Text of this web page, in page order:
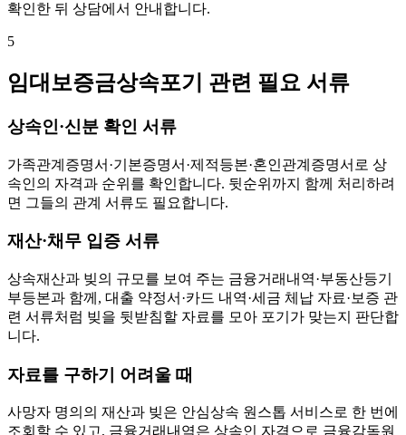
확인한 뒤 상담에서 안내합니다.
5
임대보증금상속포기 관련 필요 서류
상속인·신분 확인 서류
가족관계증명서·기본증명서·제적등본·혼인관계증명서로 상
속인의 자격과 순위를 확인합니다. 뒷순위까지 함께 처리하려
면 그들의 관계 서류도 필요합니다.
재산·채무 입증 서류
상속재산과 빚의 규모를 보여 주는 금융거래내역·부동산등기
부등본과 함께, 대출 약정서·카드 내역·세금 체납 자료·보증 관
련 서류처럼 빚을 뒷받침할 자료를 모아 포기가 맞는지 판단합
니다.
자료를 구하기 어려울 때
사망자 명의의 재산과 빚은 안심상속 원스톱 서비스로 한 번에
조회할 수 있고, 금융거래내역은 상속인 자격으로 금융감독원